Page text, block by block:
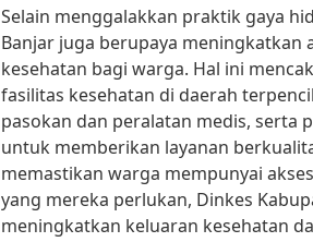
Selain menggalakkan praktik gaya
Banjar juga berupaya meningkatkan
kesehatan bagi warga. Hal ini
fasilitas kesehatan di daerah
pasokan dan peralatan medis, serta
untuk memberikan layanan
memastikan warga mempunyai
yang mereka perlukan, Dinkes
meningkatkan keluaran kesehatan